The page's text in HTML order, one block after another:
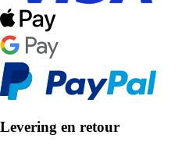
Levering en retour